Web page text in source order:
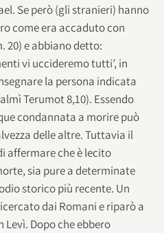
Se però (gli stranieri) hanno
come era accaduto con
20) e abbiano detto:
vi uccideremo tutti’, in
la persona indicata
Terumot 8,10). Essendo
condannata a morire può
delle altre. Tuttavia il
affermare che è lecito
sia pure a determinate
storico più recente. Un
dai Romani e riparò a
Levì. Dopo che ebbero